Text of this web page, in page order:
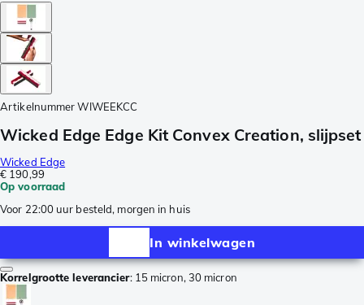
Artikelnummer WIWEEKCC
Wicked Edge Edge Kit Convex Creation, slijpset
Wicked Edge
€ 190,99
Op voorraad
Voor 22:00 uur besteld, morgen in huis
In winkelwagen
Korrelgrootte leverancier: 15 micron, 30 micron